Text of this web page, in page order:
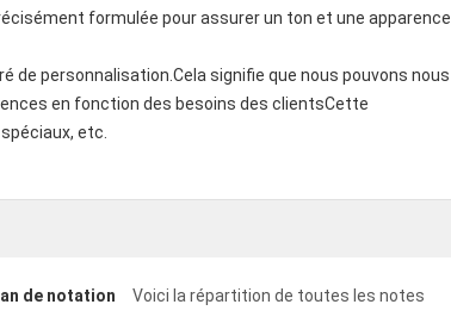
formulée pour assurer un ton et une apparence
de personnalisation.Cela signifie que nous pouvons nous
en fonction des besoins des clientsCette
etc.
de notation
Voici la répartition de toutes les notes